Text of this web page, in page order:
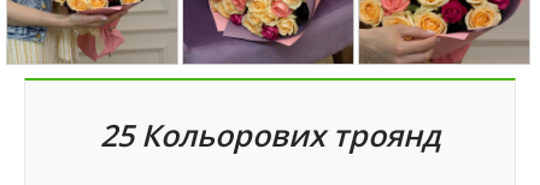
25 Кольорових троянд